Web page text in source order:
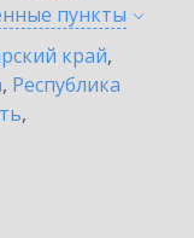
пункты
край,
, Республика
,